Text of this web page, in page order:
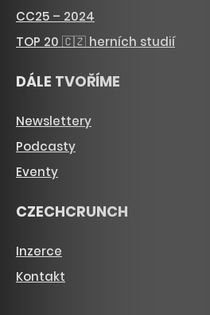
CC25 – 2024
TOP 20 🇨🇿 herních studií
DÁLE TVOŘÍME
Newslettery
Podcasty
Eventy
CZECHCRUNCH
Inzerce
Kontakt